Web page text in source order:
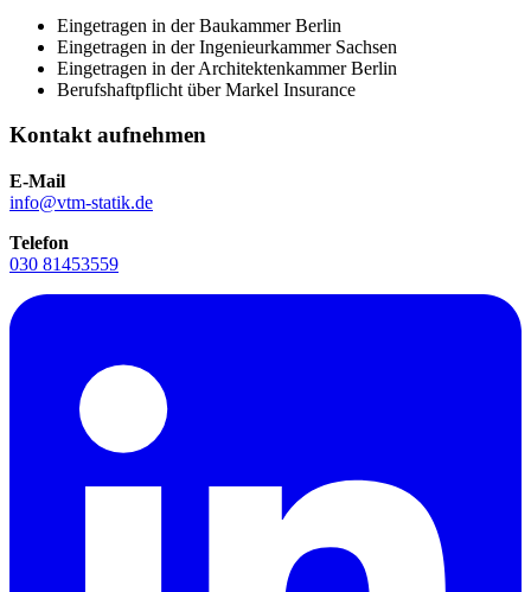
Eingetragen in der Baukammer Berlin
Eingetragen in der Ingenieurkammer Sachsen
Eingetragen in der Architektenkammer Berlin
Berufshaftpflicht über Markel Insurance
Kontakt aufnehmen
E-Mail
info@vtm-statik.de
Telefon
030 81453559